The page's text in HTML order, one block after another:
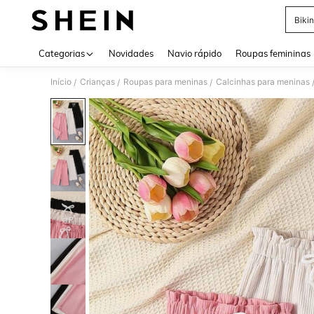
Categorias Novidades Navio rápido Roupas femininas
Início / Crianças / Roupas para meninas / Calcinhas para meninas /